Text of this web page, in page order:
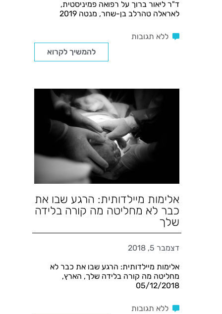
ד"ר ליאור ברוך על רפואה פמיניסטית,
לאראלה טהרלב בן-שחר, מנטה 2019
ללא תגובות
להמשיך לקרוא
אלימות מיילדותית: הרגע שבו את
כבר לא מחליטה מה קורה בלידה
שלך
דצמבר 5, 2018
אלימות מיילדותית: הרגע שבו את כבר לא
מחליטה מה קורה בלידה שלך, הארץ,
05/12/2018
ללא תגובות